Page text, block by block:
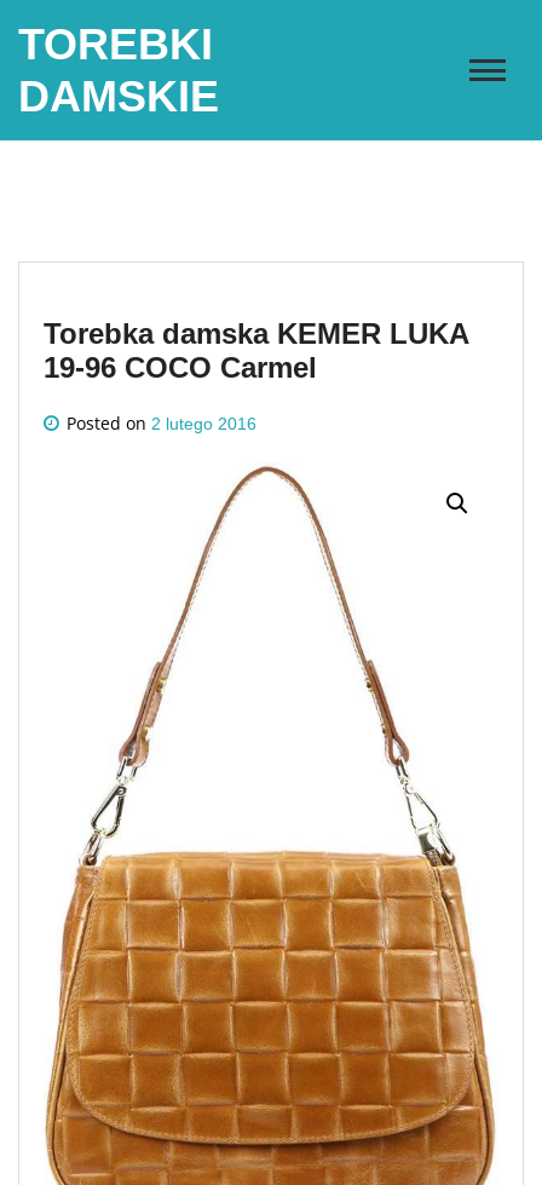
TOREBKI
DAMSKIE
Torebka damska KEMER LUKA
19-96 COCO Carmel
Posted on 2 lutego 2016